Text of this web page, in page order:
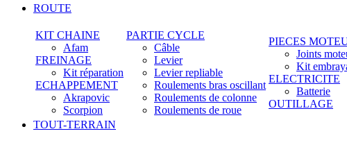
ROUTE
KIT CHAINE
Afam
FREINAGE
Kit réparation
ECHAPPEMENT
Akrapovic
Scorpion
PARTIE CYCLE
Câble
Levier
Levier repliable
Roulements bras oscillant
Roulements de colonne
Roulements de roue
PIECES
Joints
Kit
ELECTRICITE
Batterie
OUTILLAGE
TOUT-TERRAIN